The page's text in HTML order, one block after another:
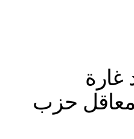
غارة
معاقل حزب